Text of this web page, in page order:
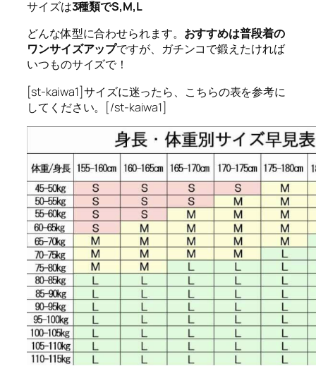
サイズは3種類でS,M,L
どんな体型に合わせられます。 おすすめは普段着の
ワンサイズアップですが、ガチンコで鍛えたければ
いつものサイズで！
[st-kaiwa1]サイズに迷ったら、こちらの表を参考に
してください。[/st-kaiwa1]